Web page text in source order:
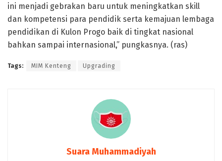
ini menjadi gebrakan baru untuk meningkatkan skill
dan kompetensi para pendidik serta kemajuan lembaga
pendidikan di Kulon Progo baik di tingkat nasional
bahkan sampai internasional,” pungkasnya. (ras)
Tags: MIM Kenteng Upgrading
Suara Muhammadiyah